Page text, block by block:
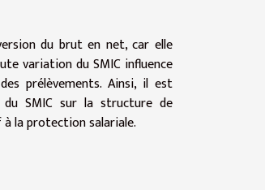
du brut en net, car elle
variation du SMIC influence
prélèvements. Ainsi, il est
du SMIC sur la structure de
la protection salariale.